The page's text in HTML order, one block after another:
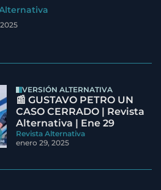
VERSIÓN ALTERNATIVA
📰 GUSTAVO PETRO UN
CASO CERRADO | Revista
Alternativa | Ene 29
Revista Alternativa
enero 29, 2025